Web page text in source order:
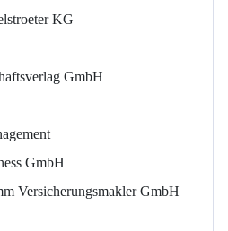
KG
GmbH
GmbH
Versicherungsmakler GmbH